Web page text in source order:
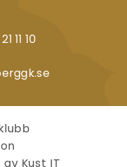
11 10
Kust IT